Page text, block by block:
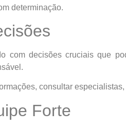
determinação.
com decisões cruciais que
consultar
Forte